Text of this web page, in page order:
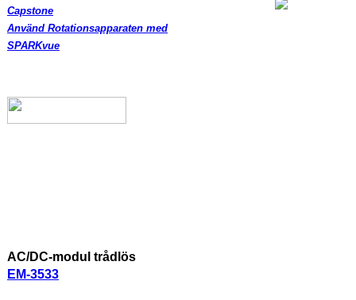
Capstone
Använd Rotationsapparaten med
SPARKvue
AC/DC-modul trådlös
EM-3533